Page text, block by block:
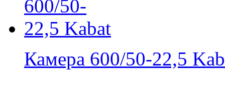
Камера 600/50-22,5